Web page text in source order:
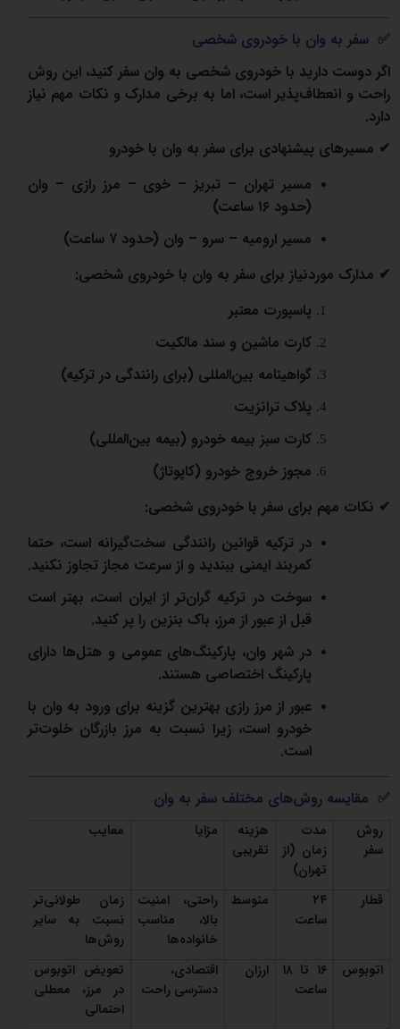
✅ سفر به وان با خودروی شخصی
اگر دوست دارید با خودروی شخصی به وان سفر کنید، این روش
راحت و انعطاف‌پذیر است، اما به برخی مدارک و نکات مهم نیاز
دارد.
✔ مسیرهای پیشنهادی برای سفر به وان با خودرو
مسیر تهران – تبریز – خوی – مرز رازی – وان
(حدود ۱۶ ساعت)
مسیر ارومیه – سرو – وان (حدود ۷ ساعت)
✔ مدارک موردنیاز برای سفر به وان با خودروی شخصی:
پاسپورت معتبر
کارت ماشین و سند مالکیت
گواهینامه بین‌المللی (برای رانندگی در ترکیه)
پلاک ترانزیت
کارت سبز بیمه خودرو (بیمه بین‌المللی)
مجوز خروج خودرو (کاپوتاژ)
✔ نکات مهم برای سفر با خودروی شخصی:
در ترکیه قوانین رانندگی سخت‌گیرانه است، حتما
کمربند ایمنی ببندید و از سرعت مجاز تجاوز نکنید.
سوخت در ترکیه گران‌تر از ایران است، بهتر است
قبل از عبور از مرز، باک بنزین را پر کنید.
در شهر وان، پارکینگ‌های عمومی و هتل‌ها دارای
پارکینگ اختصاصی هستند.
عبور از مرز رازی بهترین گزینه برای ورود به وان با
خودرو است، زیرا نسبت به مرز بازرگان خلوت‌تر
است.
✅ مقایسه روش‌های مختلف سفر به وان
روش
سفر
مدت
زمان (از
تهران)
هزینه
تقریبی
مزایا معایب
قطار
۲۴
ساعت
متوسط
راحتی، امنیت
بالا، مناسب
خانواده‌ها
زمان طولانی‌تر
نسبت به سایر
روش‌ها
اتوبوس
۱۶ تا ۱۸
ساعت
ارزان
اقتصادی،
دسترسی راحت
تعویض اتوبوس
در مرز، معطلی
احتمالی